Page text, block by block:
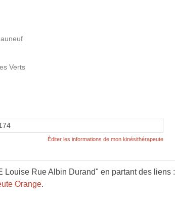
Verts
Éditer les informations de mon kinésithérapeute
Louise Rue Albin Durand" en partant des liens :
Orange.